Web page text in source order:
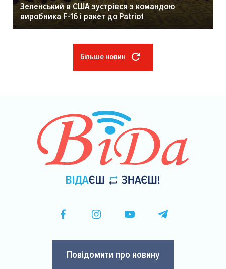
Зеленський в США зустрівся з командою
виробника F-16 і ракет до Patriot
Більше новин
Повідомити про новину